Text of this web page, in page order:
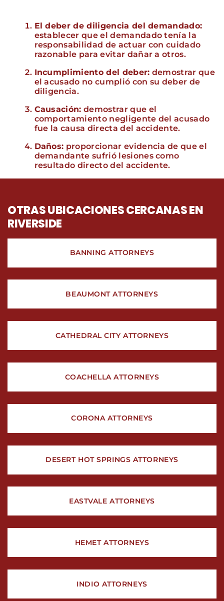
El deber de diligencia del demandado:
establecer que el demandado tenía la
responsabilidad de actuar con cuidado
razonable para evitar dañar a otros.
Incumplimiento del deber: demostrar que
el acusado no cumplió con su deber de
diligencia.
Causación: demostrar que el
comportamiento negligente del acusado
fue la causa directa del accidente.
Daños: proporcionar evidencia de que el
demandante sufrió lesiones como
resultado directo del accidente.
OTRAS UBICACIONES CERCANAS EN
RIVERSIDE
BANNING ATTORNEYS
BEAUMONT ATTORNEYS
CATHEDRAL CITY ATTORNEYS
COACHELLA ATTORNEYS
CORONA ATTORNEYS
DESERT HOT SPRINGS ATTORNEYS
EASTVALE ATTORNEYS
HEMET ATTORNEYS
INDIO ATTORNEYS